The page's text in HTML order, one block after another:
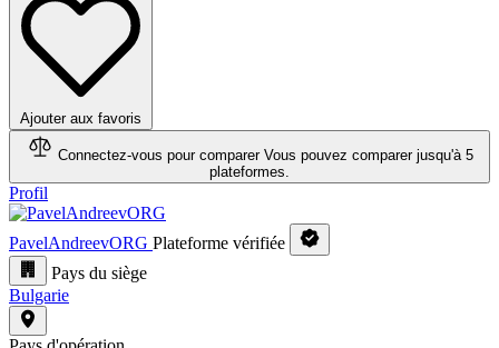
Ajouter aux favoris
Connectez-vous pour comparer Vous pouvez comparer jusqu'à 5
plateformes.
Profil
PavelAndreevORG Plateforme vérifiée
Pays du siège
Bulgarie